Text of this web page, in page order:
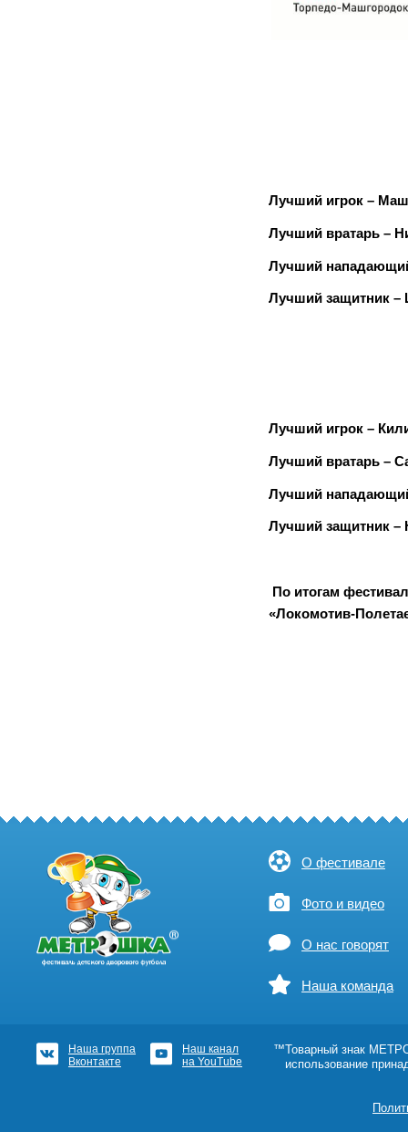
Лучший игрок –
Лучший вратарь –
Лучший
Лучший защитник –
Лучший игрок –
Лучший вратарь –
Лучший
Лучший защитник –
По итогам
«Локомотив-
О фестивале
Фото и видео
О нас говорят
Наша команда
Наша группа
Вконтакте
Наш канал
на YouTube
™Товарный знак
использование